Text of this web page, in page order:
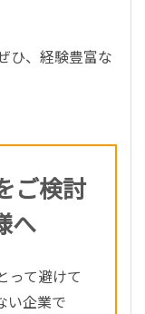
ひ、経験豊富な
ご検討
へ
って避けて
い企業で